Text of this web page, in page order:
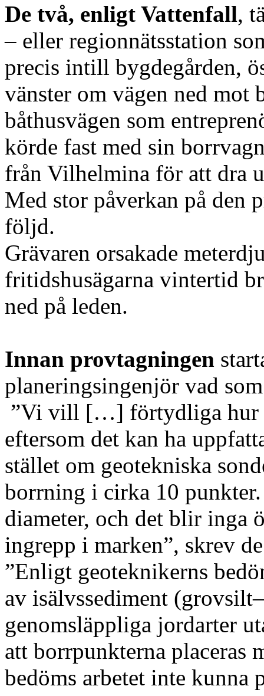
De två, enligt Vattenfall,
– eller regionnätsstation
precis intill bygdegården,
vänster om vägen ned mot
båthusvägen som
körde fast med sin
från Vilhelmina för att dra
Med stor påverkan på den
följd.
Grävaren orsakade
fritidshusägarna vintertid
ned på leden.
Innan provtagningen
planeringsingenjör vad
”Vi vill […] förtydliga hur
eftersom det kan ha
stället om geotekniska
borrning i cirka 10
diameter, och det blir inga
ingrepp i marken”, skrev
”Enligt geoteknikerns
av isälvssediment
genomsläppliga jordarter
att borrpunkterna placeras
bedöms arbetet inte kunna